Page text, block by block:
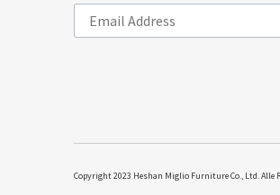
​Copyright 2023 Heshan Miglio Furniture Co., Ltd. Alle